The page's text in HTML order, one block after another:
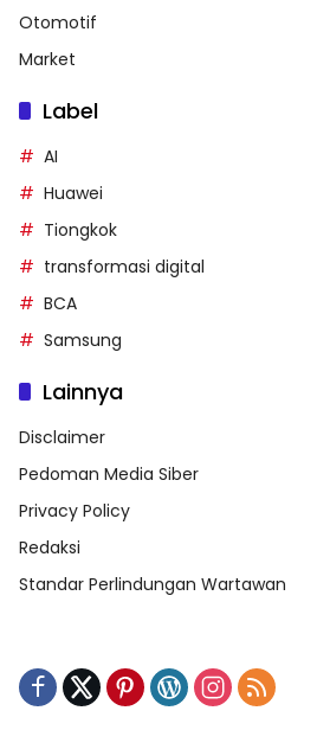
Otomotif
Market
Label
AI
Huawei
Tiongkok
transformasi digital
BCA
Samsung
Lainnya
Disclaimer
Pedoman Media Siber
Privacy Policy
Redaksi
Standar Perlindungan Wartawan